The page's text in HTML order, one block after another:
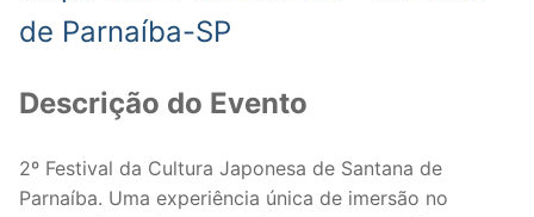
de Parnaíba-SP
Descrição do Evento
2º Festival da Cultura Japonesa de Santana de
Parnaíba. Uma experiência única de imersão no